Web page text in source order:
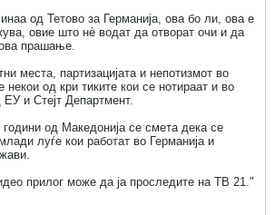
од Тетово за Германија, ова бо ли, ова е
овие што нè водат да отворат очи и да
прашање.
места, партизацијата и непотизмот во
некои од кри тиките кои се нотираат и во
и Стејт Департмент.
од Македонија се смета дека се
луѓе кои работат во Германија и
прилог може да ја проследите на ТВ 21."